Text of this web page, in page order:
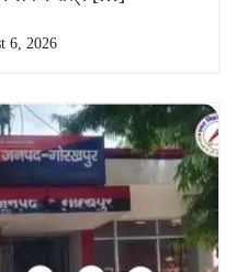
6, 2026